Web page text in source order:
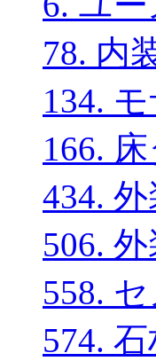
78. 内
134.
166.
434.
506.
558.
574.